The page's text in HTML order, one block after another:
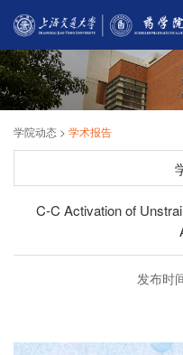
学院动态 > 学术报告
C-C Activation of
发布时